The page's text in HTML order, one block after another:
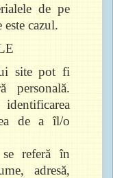
de pe
cazul.
site pot fi
personală.
de a îl/o
referă în
adresă,